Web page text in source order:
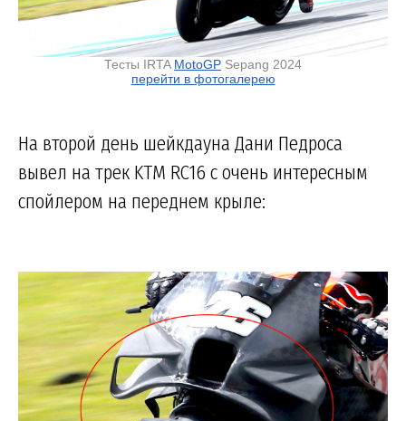
Тесты IRTA MotoGP Sepang 2024
перейти в фотогалерею
На второй день шейкдауна Дани Педроса
вывел на трек KTM RC16 с очень интересным
спойлером на переднем крыле: